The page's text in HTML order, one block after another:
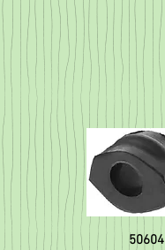
50604